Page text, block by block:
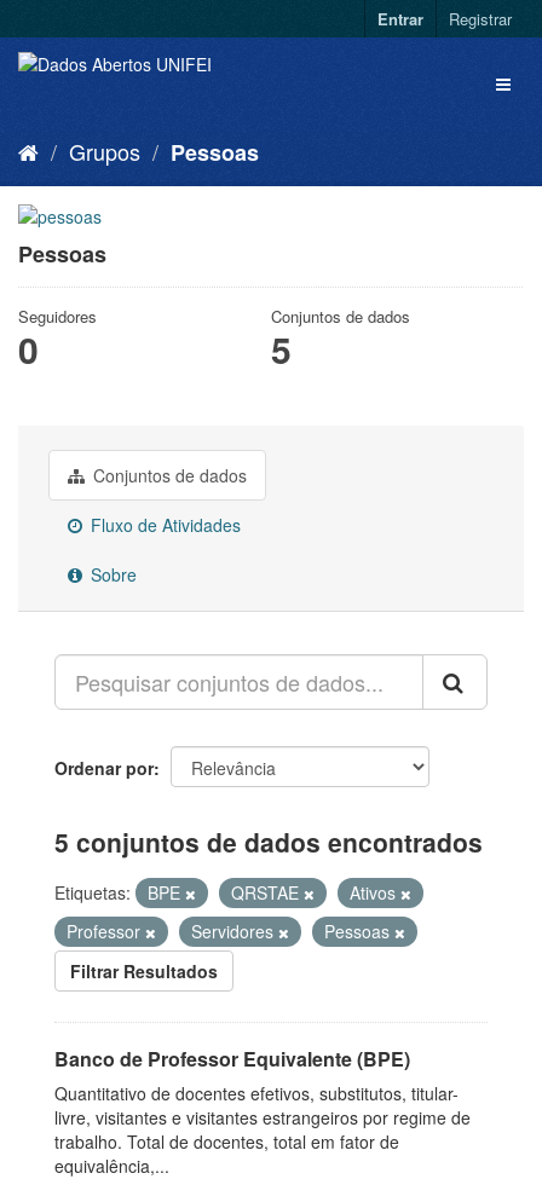
Entrar Registrar
Grupos Pessoas
Pessoas
Seguidores
0
Conjuntos de dados
5
Conjuntos de dados
Fluxo de Atividades
Sobre
Ordenar por
5 conjuntos de dados encontrados
Etiquetas: BPE QRSTAE
Ativos
Professor
Servidores
Pessoas
Filtrar Resultados
Banco de Professor Equivalente (BPE)
Quantitativo de docentes efetivos, substitutos, titular-
livre, visitantes e visitantes estrangeiros por regime de
trabalho. Total de docentes, total em fator de
equivalência,...